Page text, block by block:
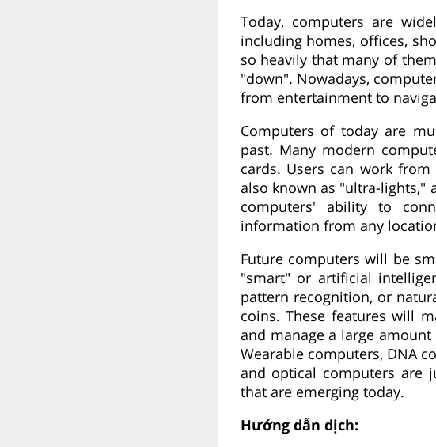
Today, computers are
including homes, offices,
so heavily that many of
"down". Nowadays,
from entertainment to
Computers of today are
past. Many modern
cards. Users can work
also known as "ultra-lights,"
computers' ability to
information from any
Future computers will be
"smart" or artificial
pattern recognition, or
coins. These features will
and manage a large
Wearable computers, DNA
and optical computers are
that are emerging today.
Hướng dẫn dịch: